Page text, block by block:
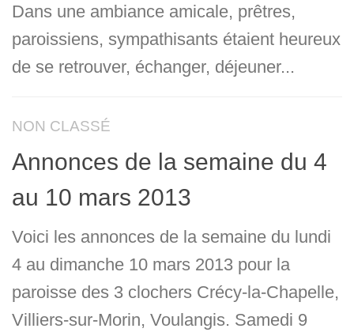
Dans une ambiance amicale, prêtres,
paroissiens, sympathisants étaient heureux
de se retrouver, échanger, déjeuner...
NON CLASSÉ
Annonces de la semaine du 4
au 10 mars 2013
Voici les annonces de la semaine du lundi
4 au dimanche 10 mars 2013 pour la
paroisse des 3 clochers Crécy-la-Chapelle,
Villiers-sur-Morin, Voulangis. Samedi 9